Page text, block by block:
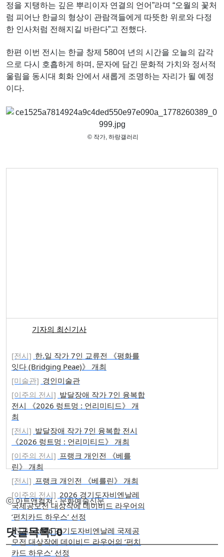
정을 지탱하는 깊은 뿌리이자 연결의 언어”라며 “오월의 꽃처
럼 피어난 한글의 형상이 관람객들에게 따뜻한 위로와 다정
한 인사처럼 전해지길 바란다”고 전했다.
한편 이번 전시는 한글 창제 580여 년의 시간을 오늘의 감각
으로 다시 호흡하게 하며, 문자에 담긴 문화적 가치와 정서적
울림을 동시대 회화 안에서 새롭게 조명하는 자리가 될 예정
이다.
​© 작가, 하랑갤러리
기자의 최신기사
[전시] 한.일 작가 7인 교류전 《평화를
잇다 (Bridging Peae)》 개최
[미술관] 경인미술관
[이주의 전시] 발달장애 작가 7인 융복합
전시 《2026 렁트멍 : 언리미티드》 개
최
[전시] 발달장애 작가 7인 융복합 전시
《2026 렁트멍 : 언리미티드》 개최
[이주의 전시] 프랭크 개인전 《베를
린》 개최
[전시] 프랭크 개인전 《베를린》 개최
[이주의 전시] 2026 경기도자비엔날레
국제공모전 대상작에 데이비드 라우어의
‘펀치카드 하우스’ 선정
[전시] 2026 경기도자비엔날레 국제공
모전 대상작에 데이비드 라우어의 ‘펀치
카드 하우스’ 선정
ⓒ 아트앤컬쳐 - 문화예술신문
댓글목록 0